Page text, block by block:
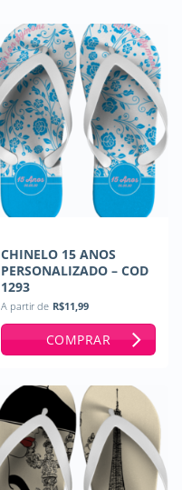
CHINELO 15 ANOS
PERSONALIZADO – COD
1293
A partir de R$11,99
COMPRAR